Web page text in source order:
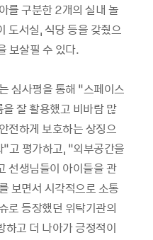
를 구분한2개의 실내 놀
도서실,식당 등을 갖췄으
보살필 수 있다.
심사평을 통해 “스페이스
잘 활용했고 비바람 많
전하게 보호하는 상징으
”고 평가하고, “외부공간을
선생님들이 아이들을 관
보면서 시각적으로 소통
로 등장했던 위탁기관의
하고 더 나아가 긍정적이